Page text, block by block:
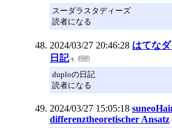
スーダラスタディーズ
読者になる
2024/03/27 20:46:28 はてな
日記
duploの日記
読者になる
2024/03/27 15:05:18
differenztheoretischer Ansatz